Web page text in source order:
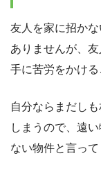
友人を家に招か
ありませんが、
手に苦労をかける
自分ならまだし
しまうので、遠
ない物件と言って